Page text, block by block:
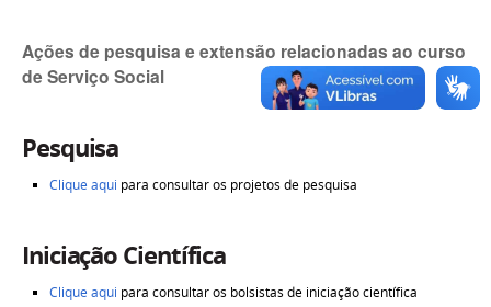
Ações de pesquisa e extensão relacionadas ao curso
de Serviço Social
Pesquisa
Clique aqui para consultar os projetos de pesquisa
Iniciação Científica
Clique aqui para consultar os bolsistas de iniciação científica